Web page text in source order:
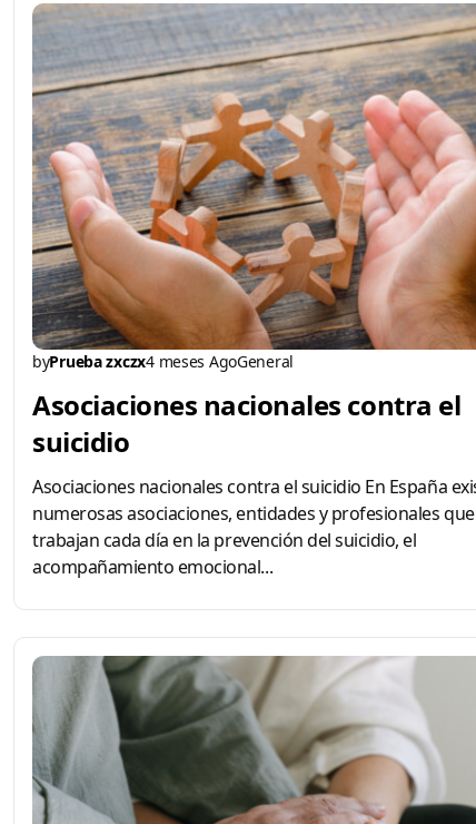
byPrueba zxczx4 meses AgoGeneral
Asociaciones nacionales contra el
suicidio
Asociaciones nacionales contra el suicidio En España
numerosas asociaciones, entidades y profesionales que
trabajan cada día en la prevención del suicidio, el
acompañamiento emocional...